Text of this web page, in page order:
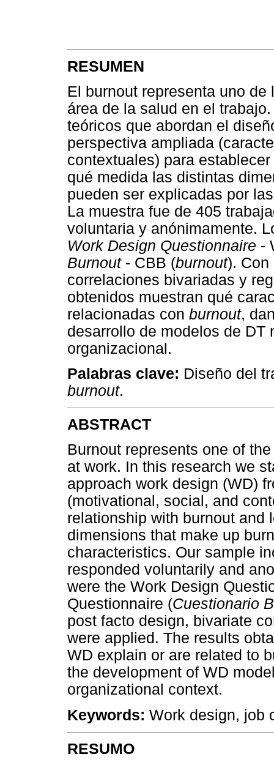
RESUMEN
El burnout representa uno
área de la salud en el
teóricos que abordan el
perspectiva ampliada
contextuales) para
qué medida las distintas
pueden ser explicadas por
La muestra fue de 405
voluntaria y anónimamente.
Work Design Questionnaire -
Burnout- CBB (burnout).
correlaciones bivariadas y
obtenidos muestran qué
relacionadas con burnout,
desarrollo de modelos de DT
organizacional.
Palabras clave: Diseño del
burnout.
ABSTRACT
Burnout represents one of
at work. In this research we
approach work design (WD)
(motivational, social, and
relationship with burnout and
dimensions that make up
characteristics. Our sample
responded voluntarily and
were the Work Design
Questionnaire (Cuestionario
post facto design, bivariate
were applied. The results
WD explain or are related to
the development of WD
organizational context.
Keywords: Work design, job
RESUMO